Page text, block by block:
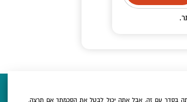
בסדר עם זה, אבל אתה יכול לבטל את הסכמתך אם תרצה.